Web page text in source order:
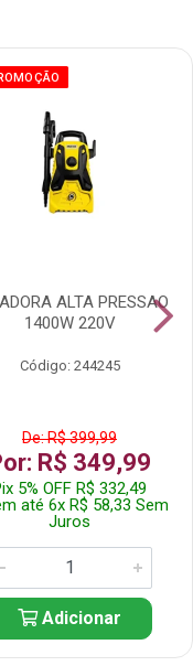
ALTA PRESSAO
1400W 220V
Código: 244245
De: R$ 399,99
R$ 349,99
5% OFF R$ 332,49
até 6x R$ 58,33 Sem
Juros
Adicionar